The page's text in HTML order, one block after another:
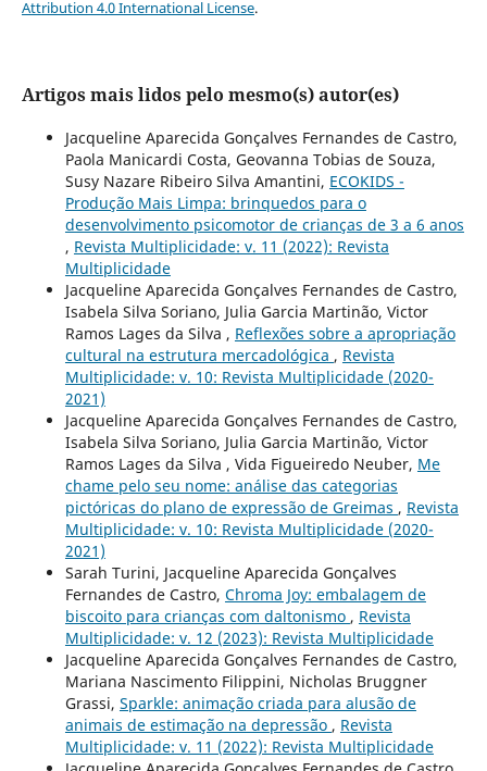
Attribution 4.0 International License.
Artigos mais lidos pelo mesmo(s) autor(es)
Jacqueline Aparecida Gonçalves Fernandes de Castro,
Paola Manicardi Costa, Geovanna Tobias de Souza,
Susy Nazare Ribeiro Silva Amantini, ECOKIDS -
Produção Mais Limpa: brinquedos para o
desenvolvimento psicomotor de crianças de 3 a 6 anos
, Revista Multiplicidade: v. 11 (2022): Revista
Multiplicidade
Jacqueline Aparecida Gonçalves Fernandes de Castro,
Isabela Silva Soriano, Julia Garcia Martinão, Victor
Ramos Lages da Silva , Reflexões sobre a apropriação
cultural na estrutura mercadológica , Revista
Multiplicidade: v. 10: Revista Multiplicidade (2020-
2021)
Jacqueline Aparecida Gonçalves Fernandes de Castro,
Isabela Silva Soriano, Julia Garcia Martinão, Victor
Ramos Lages da Silva , Vida Figueiredo Neuber, Me
chame pelo seu nome: análise das categorias
pictóricas do plano de expressão de Greimas , Revista
Multiplicidade: v. 10: Revista Multiplicidade (2020-
2021)
Sarah Turini, Jacqueline Aparecida Gonçalves
Fernandes de Castro, Chroma Joy: embalagem de
biscoito para crianças com daltonismo , Revista
Multiplicidade: v. 12 (2023): Revista Multiplicidade
Jacqueline Aparecida Gonçalves Fernandes de Castro,
Mariana Nascimento Filippini, Nicholas Bruggner
Grassi, Sparkle: animação criada para alusão de
animais de estimação na depressão , Revista
Multiplicidade: v. 11 (2022): Revista Multiplicidade